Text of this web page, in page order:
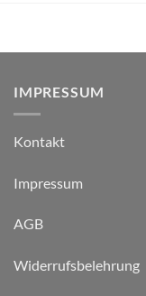
IMPRESSUM
Kontakt
Impressum
AGB
Widerrufsbelehrung